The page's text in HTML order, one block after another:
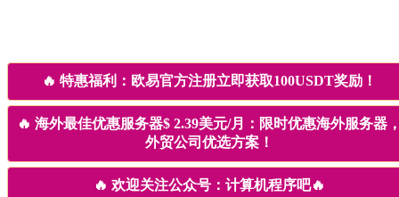
🔥 特惠福利：欧易官方注册立即获取100USDT奖励！
🔥 海外最佳优惠服务器$ 2.39美元/月：限时优惠海外服务器
外贸公司优选方案！
🔥 欢迎关注公众号：计算机程序吧🔥